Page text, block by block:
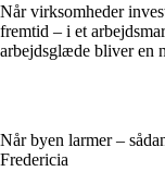
Når virksomheder
fremtid – i et
arbejdsglæde bliver en
Når byen larmer –
Fredericia